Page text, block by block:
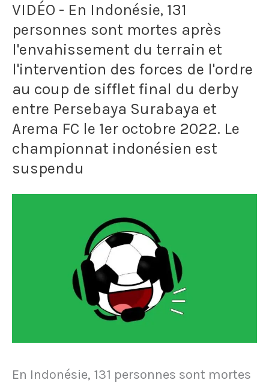
la
Turquie
après
le
séisme
du
6
de
l'équipe
de
France,
est
mort
après
VIDÉO - En Indonésie, 131
personnes sont mortes après
l'envahissement du terrain et
l'intervention des forces de l'ordre
au coup de sifflet final du derby
entre Persebaya Surabaya et
Arema FC le 1er octobre 2022. Le
championnat indonésien est
suspendu
En Indonésie, 131 personnes sont mortes